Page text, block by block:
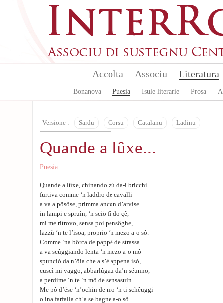
Accolta Associu Literatura
Bonanova Puesia Isule literarie Prosa
Versione : Sardu Corsu Catalanu Ladinu
Quande a lûxe...
Puesia
Quande a lûxe, chinando zù da-i bricchi
furtiva comme ‘n laddro de cavalli
a va a pösôse, primma ancon d’arvise
in lampi e spruìn, ‘n sciö fì do çê,
mi me ritrovo, sensa poi pensôghe,
lazzù ‘n te l’isoa, proprio ‘n mezo a-o sô.
Comme ‘na börca de pappê de strassa
a va scûggiando lenta ‘n mezo a-o mô
spunciò da n’öia che a s’è appena isò,
cuscì mi vaggo, abbarlûgau da’n séunno,
a perdime ‘n te ‘n mô de sensasuìn.
Me pô d’ëse ‘n’ochin de mo ‘n ti schêuggi
o ina farfalla ch’a se bagne a-o sô